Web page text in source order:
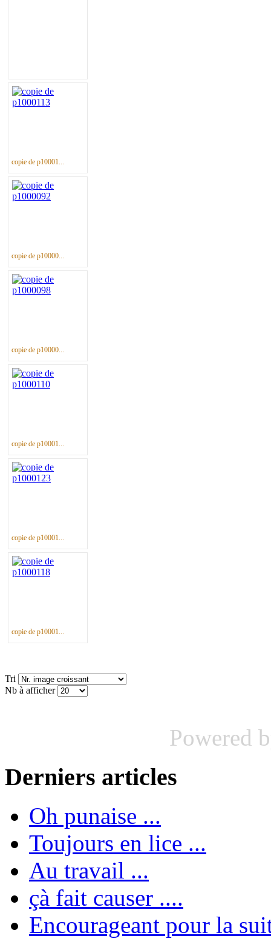
copie de p10001...
copie de p10000...
copie de p10000...
copie de p10001...
copie de p10001...
copie de p10001...
Tri
Nb à afficher
Powered
Derniers articles
Oh punaise ...
Toujours en lice ...
Au travail ...
çà fait causer ....
Encourageant pour la